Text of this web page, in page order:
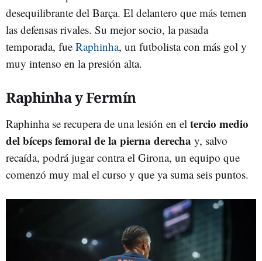
desequilibrante del Barça. El delantero que más temen
las defensas rivales. Su mejor socio, la pasada
temporada, fue Raphinha, un futbolista con más gol y
muy intenso en la presión alta.
Raphinha y Fermín
Raphinha se recupera de una lesión en el tercio medio
del bíceps femoral de la pierna derecha y, salvo
recaída, podrá jugar contra el Girona, un equipo que
comenzó muy mal el curso y que ya suma seis puntos.